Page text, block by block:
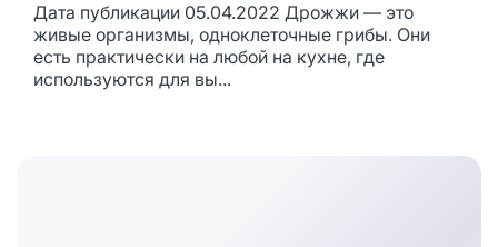
Дата публикации 05.04.2022 Дрожжи — это
живые организмы, одноклеточные грибы. Они
есть практически на любой на кухне, где
используются для вы...